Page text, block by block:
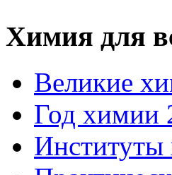
Химия для
Великие
Год химии